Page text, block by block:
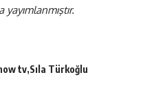
yayımlanmıştır.
tv Sıla Türkoğlu